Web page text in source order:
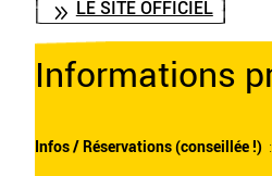
LE SITE OFFICIEL
Informations
Infos / Réservations (conseillée !)